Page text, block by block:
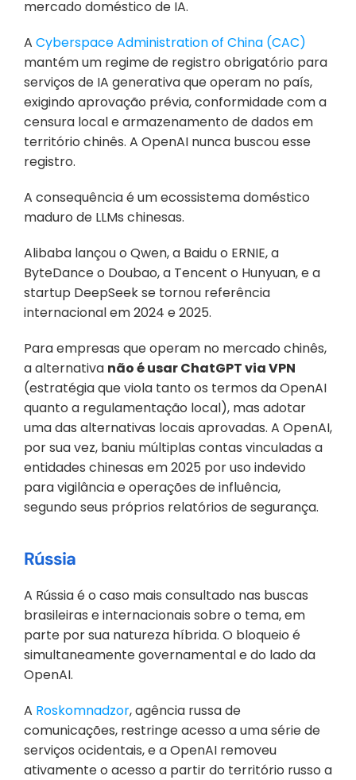
mercado doméstico de IA.
A Cyberspace Administration of China (CAC)
mantém um regime de registro obrigatório para
serviços de IA generativa que operam no país,
exigindo aprovação prévia, conformidade com a
censura local e armazenamento de dados em
território chinês. A OpenAI nunca buscou esse
registro.
A consequência é um ecossistema doméstico
maduro de LLMs chinesas.
Alibaba lançou o Qwen, a Baidu o ERNIE, a
ByteDance o Doubao, a Tencent o Hunyuan, e a
startup DeepSeek se tornou referência
internacional em 2024 e 2025.
Para empresas que operam no mercado chinês,
a alternativa
(estratégia que viola tanto os termos da OpenAI
quanto a regulamentação local), mas adotar
uma das alternativas locais aprovadas. A OpenAI,
por sua vez, baniu múltiplas contas vinculadas a
entidades chinesas em 2025 por uso indevido
para vigilância e operações de influência,
segundo seus próprios relatórios de segurança.
Rússia
A Rússia é o caso mais consultado nas buscas
brasileiras e internacionais sobre o tema, em
parte por sua natureza híbrida. O bloqueio é
simultaneamente governamental e do lado da
OpenAI.
A Roskomnadzor, agência russa de
comunicações, restringe acesso a uma série de
serviços ocidentais, e a OpenAI removeu
ativamente o acesso a partir do território russo a